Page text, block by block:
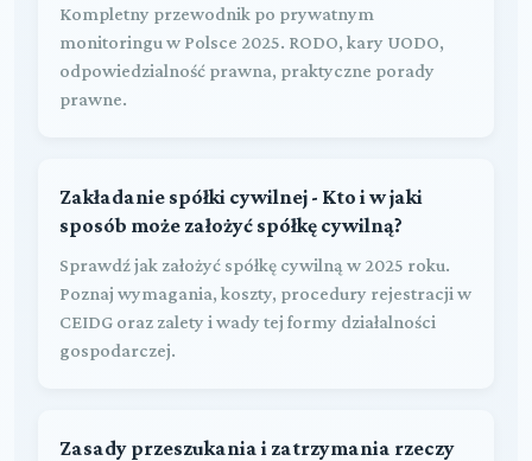
Kompletny przewodnik po prywatnym
monitoringu w Polsce 2025. RODO, kary UODO,
odpowiedzialność prawna, praktyczne porady
prawne.
Zakładanie spółki cywilnej - Kto i w jaki
sposób może założyć spółkę cywilną?
Sprawdź jak założyć spółkę cywilną w 2025 roku.
Poznaj wymagania, koszty, procedury rejestracji w
CEIDG oraz zalety i wady tej formy działalności
gospodarczej.
Zasady przeszukania i zatrzymania rzeczy